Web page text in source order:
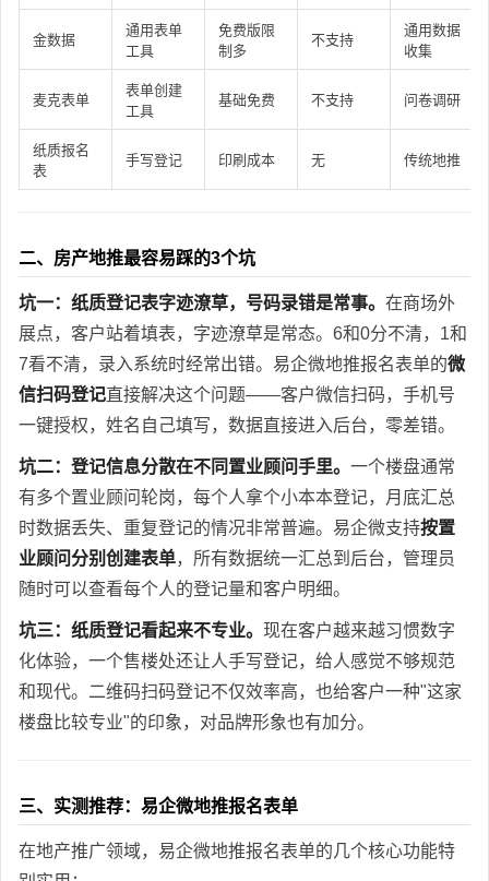
金数据
通用表单
工具
免费版限
制多
不支持
通用数据
收集
麦克表单
表单创建
工具
基础免费 不支持 问卷调研
纸质报名
表
手写登记 印刷成本 无 传统地推
二、房产地推最容易踩的3个坑
坑一：纸质登记表字迹潦草，号码录错是常事。 在商场外
展点，客户站着填表，字迹潦草是常态。6和0分不清，1和
7看不清，录入系统时经常出错。易企微地推报名表单的微
信扫码登记直接解决这个问题——客户微信扫码，手机号
一键授权，姓名自己填写，数据直接进入后台，零差错。
坑二：登记信息分散在不同置业顾问手里。 一个楼盘通常
有多个置业顾问轮岗，每个人拿个小本本登记，月底汇总
时数据丢失、重复登记的情况非常普遍。易企微支持按置
业顾问分别创建表单，所有数据统一汇总到后台，管理员
随时可以查看每个人的登记量和客户明细。
坑三：纸质登记看起来不专业。 现在客户越来越习惯数字
化体验，一个售楼处还让人手写登记，给人感觉不够规范
和现代。二维码扫码登记不仅效率高，也给客户一种"这家
楼盘比较专业"的印象，对品牌形象也有加分。
三、实测推荐：易企微地推报名表单
在地产推广领域，易企微地推报名表单的几个核心功能特